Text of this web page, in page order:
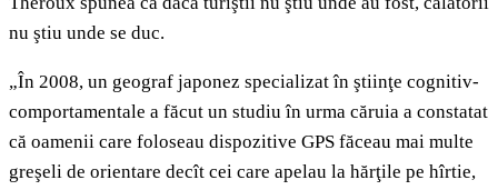
nu ştiu unde se duc.
„În 2008, un geograf japonez specializat în ştiinţe cognitiv-
comportamentale a făcut un studiu în urma căruia a constatat
că oamenii care foloseau dispozitive GPS făceau mai multe
greşeli de orientare decît cei care apelau la hărţile pe hîrtie,